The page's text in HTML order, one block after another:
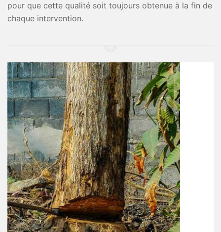
pour que cette qualité soit toujours obtenue à la fin de
chaque intervention.